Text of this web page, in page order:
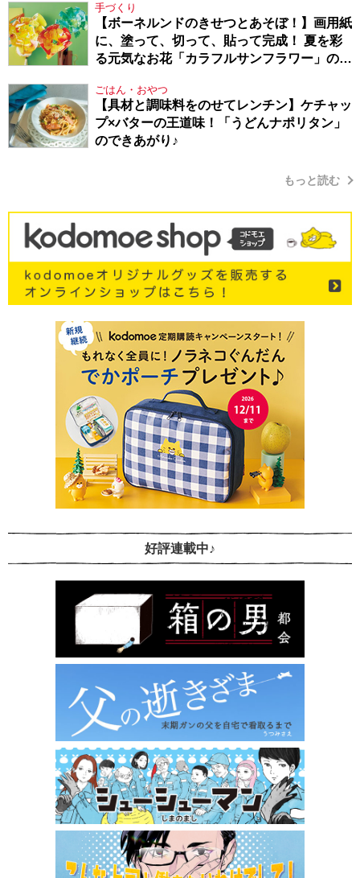
手づくり
【ボーネルンドのきせつとあそぼ！】画用紙
に、塗って、切って、貼って完成！ 夏を彩
る元気なお花「カラフルサンフラワー」の作
ごはん・おやつ
【具材と調味料をのせてレンチン】ケチャッ
プ×バターの王道味！「うどんナポリタン」
のできあがり♪
もっと読む
好評連載中♪